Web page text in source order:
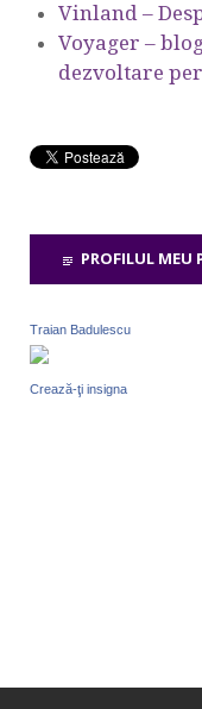
Vinland –
Voyager –
dezvoltare
PROFILUL MEU
Traian Badulescu
Crează-ţi insigna